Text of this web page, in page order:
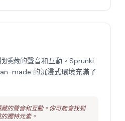
隱藏的聲音和互動。Sprunki
made 的沉浸式環境充滿了
的聲音和互動。你可能會找到
獨特元素。